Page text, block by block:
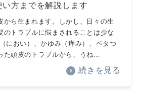
方までを解説します
から生まれます。しかし、日々の生
のトラブルに悩まされることは少な
におい）、かゆみ（痒み）、ベタつ
た頭皮のトラブルから、うね…
続きを見る